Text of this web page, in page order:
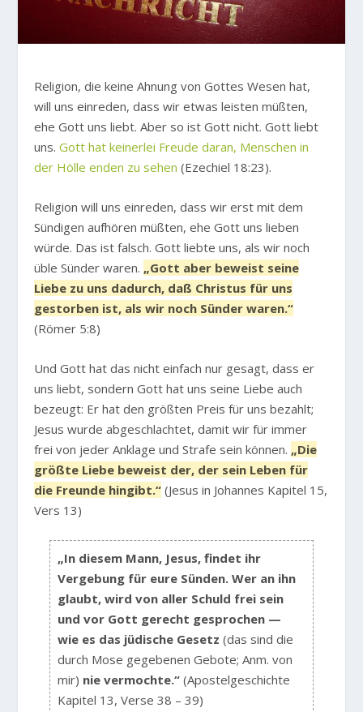
Religion, die keine Ahnung von Gottes Wesen hat,
will uns einreden, dass wir etwas leisten müßten,
ehe Gott uns liebt. Aber so ist Gott nicht. Gott liebt
uns.Gott hat keinerlei Freude daran, Menschen in
der Hölle enden zu sehen (Ezechiel 18:23).
Religion will uns einreden, dass wir erst mit dem
Sündigen aufhören müßten, ehe Gott uns lieben
würde. Das ist falsch. Gott liebte uns, als wir noch
üble Sünder waren. „Gott aber beweist seine
Liebe zu uns dadurch, daß Christus für uns
gestorben ist, als wir noch Sünder waren.“
(Römer 5:8)
Und Gott hat das nicht einfach nur gesagt, dass er
uns liebt, sondern Gott hat uns seine Liebe auch
bezeugt: Er hat den größten Preis für uns bezahlt;
Jesus wurde abgeschlachtet, damit wir für immer
frei von jeder Anklage und Strafe sein können. „Die
größte Liebe beweist der, der sein Leben für
die Freunde hingibt.“ (Jesus in Johannes Kapitel 15,
Vers 13)
„In diesem Mann, Jesus, findet ihr
Vergebung für eure Sünden. Wer an ihn
glaubt, wird von aller Schuld frei sein
und vor Gott gerecht gesprochen —
wie es das jüdische Gesetz (das sind die
durch Mose gegebenen Gebote; Anm. von
mir) nie vermochte.“ (Apostelgeschichte
Kapitel 13, Verse 38 – 39)